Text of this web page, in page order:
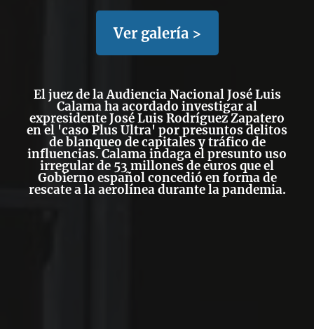
Ver galería >
El juez de la Audiencia Nacional José Luis
Calama ha acordado investigar al
expresidente José Luis Rodríguez Zapatero
en el 'caso Plus Ultra' por presuntos delitos
de blanqueo de capitales y tráfico de
influencias. Calama indaga el presunto uso
irregular de 53 millones de euros que el
Gobierno español concedió en forma de
rescate a la aerolínea durante la pandemia.